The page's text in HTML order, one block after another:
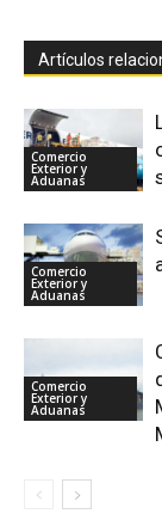
Artículos
Comercio
Exterior y
Aduanas
Comercio
Exterior y
Aduanas
Comercio
Exterior y
Aduanas